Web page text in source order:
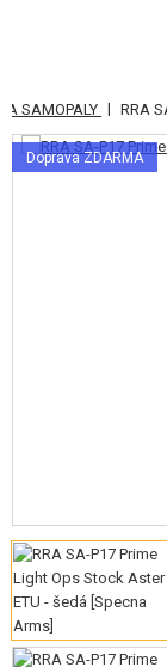
KATEGORIE
AIRSOFTOVÉ
VÝSTROJ,
MASKOVÁNÍ,
VYSÍLAČKY,
A SAMOPALY | RRA
Doprava ZDARMA